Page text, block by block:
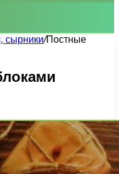
сырники/Постные